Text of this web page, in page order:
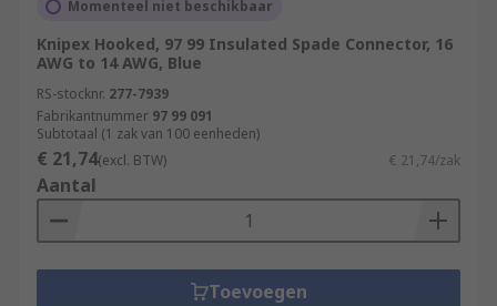
Momenteel niet beschikbaar
Knipex Hooked, 97 99 Insulated Spade Connector, 16
AWG to 14 AWG, Blue
RS-stocknr. 277-7939
Fabrikantnummer 97 99 091
Subtotaal (1 zak van 100 eenheden)
€ 21,74(excl. BTW) € 21,74/zak
Aantal
Toevoegen